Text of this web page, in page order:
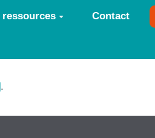
ressources Contact
.